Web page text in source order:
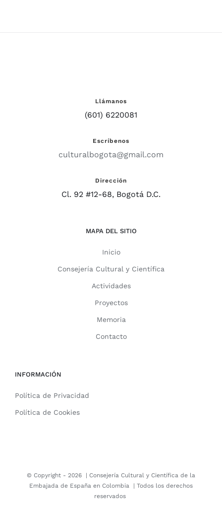
Llámanos
(601) 6220081
Escríbenos
culturalbogota@gmail.com
Dirección
Cl. 92 #12-68, Bogotá D.C.
MAPA DEL SITIO
Inicio
Consejería Cultural y Científica
Actividades
Proyectos
Memoria
Contacto
INFORMACIÓN
Política de Privacidad
Política de Cookies
© Copyright - 2026 | Consejería Cultural y Científica de la
Embajada de España en Colombia | Todos los derechos
reservados